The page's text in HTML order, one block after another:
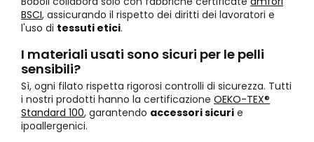
BSCI, assicurando il rispetto dei diritti dei lavoratori e
l'uso di tessuti etici.
I materiali usati sono sicuri per le pelli
sensibili?
Sì, ogni filato rispetta rigorosi controlli di sicurezza. Tutti
i nostri prodotti hanno la certificazione OEKO-TEX®
Standard 100, garantendo accessori sicuri e
ipoallergenici.